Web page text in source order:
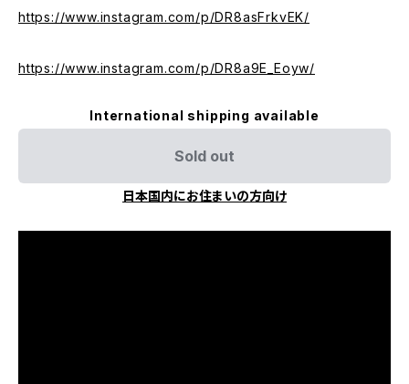
https://www.instagram.com/p/DR8asFrkvEK/
https://www.instagram.com/p/DR8a9E_Eoyw/
International shipping available
Sold out
日本国内にお住まいの方向け